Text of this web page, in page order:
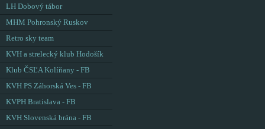
LH Dobový tábor
MHM Pohronský Ruskov
Retro sky team
KVH a strelecký klub Hodošík
Klub ČSĽA Kolíňany - FB
KVH PS Záhorská Ves - FB
KVPH Bratislava - FB
KVH Slovenská brána - FB